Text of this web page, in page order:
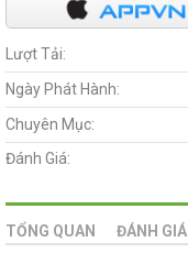
Lượt Tải:
Ngày Phát Hành:
Chuyên Mục:
Đánh Giá:
TỔNG QUAN ĐÁNH GIÁ